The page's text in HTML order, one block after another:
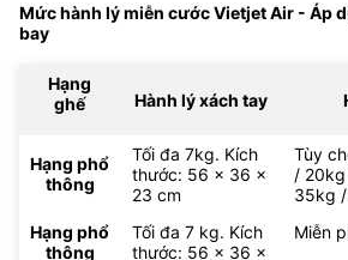
Mức hành lý miễn cước Vietjet Air - Áp
bay
Hạng
ghế
Hành lý xách tay
Hạng phổ
thông
Tối đa 7kg. Kích
thước: 56 x 36 x
23 cm
Tùy
/
35kg
Hạng phổ
thông
Tối đa 7 kg. Kích
thước: 56 x 36 x
Miễn